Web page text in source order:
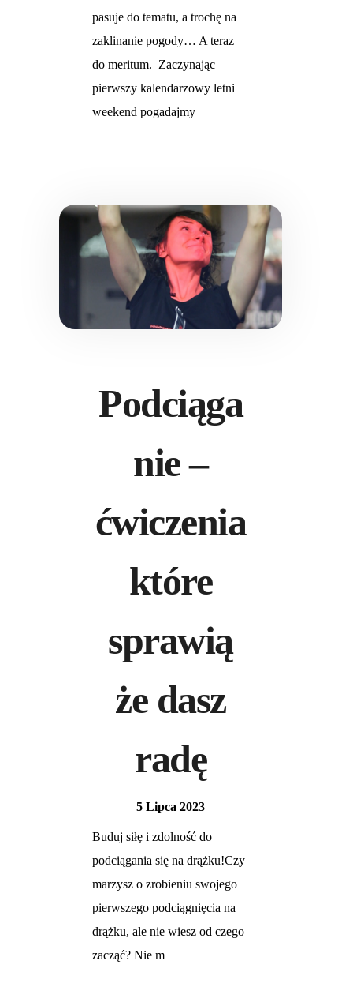
pasuje do tematu, a trochę na
zaklinanie pogody… A teraz
do meritum. Zaczynając
pierwszy kalendarzowy letni
weekend pogadajmy
Podciąga
nie –
ćwiczenia
które
sprawią
że dasz
radę
5 Lipca 2023
Buduj siłę i zdolność do
podciągania się na drążku!Czy
marzysz o zrobieniu swojego
pierwszego podciągnięcia na
drążku, ale nie wiesz od czego
zacząć? Nie m